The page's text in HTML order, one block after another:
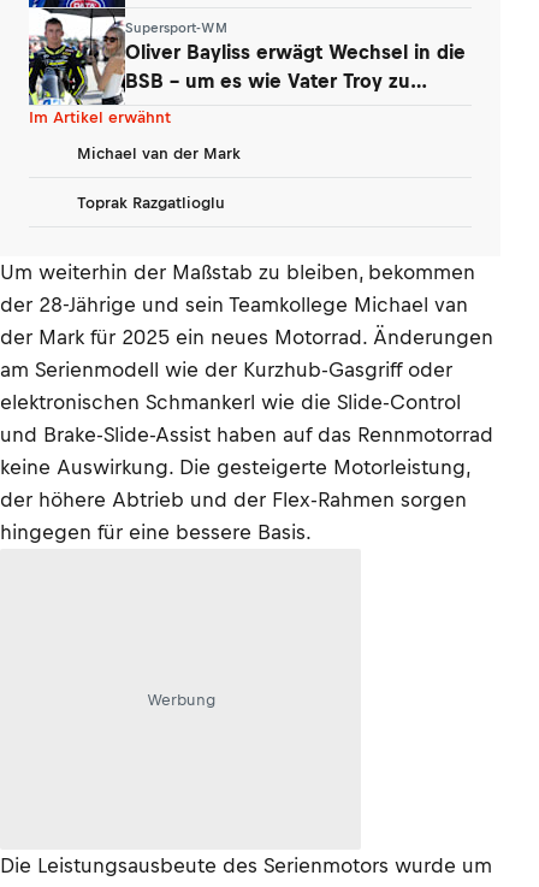
Supersport-WM
Oliver Bayliss erwägt Wechsel in die
BSB – um es wie Vater Troy zu
machen?
Im Artikel erwähnt
Michael van der Mark
Toprak Razgatlioglu
Um weiterhin der Maßstab zu bleiben, bekommen
der 28-Jährige und sein Teamkollege Michael van
der Mark für 2025 ein neues Motorrad. Änderungen
am Serienmodell wie der Kurzhub-Gasgriff oder
elektronischen Schmankerl wie die Slide-Control
und Brake-Slide-Assist haben auf das Rennmotorrad
keine Auswirkung. Die gesteigerte Motorleistung,
der höhere Abtrieb und der Flex-Rahmen sorgen
hingegen für eine bessere Basis.
Werbung
Die Leistungsausbeute des Serienmotors wurde um